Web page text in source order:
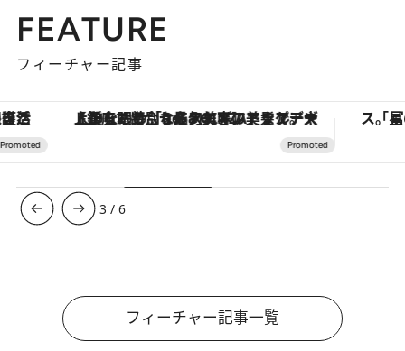
FEATURE
フィーチャー記事
【銀座で出合う最旬美容】美髪ケアや上質な眠り…セルフケアのアップデートから、特別な名入れギフトまで。大人のための「ReFa GINZA」クルーズ
3 /6
フィーチャー記事一覧